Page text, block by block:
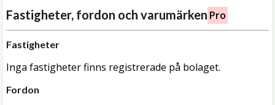
Fastigheter, fordon och varumärken Pro
Fastigheter
Inga fastigheter finns registrerade på bolaget.
Fordon